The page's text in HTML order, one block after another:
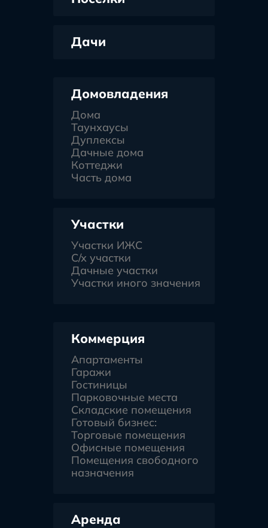
Дачи
Домовладения
Дома
Таунхаусы
Дуплексы
Дачные дома
Коттеджи
Часть дома
Участки
Участки ИЖС
С/х участки
Дачные участки
Участки иного значения
Коммерция
Апартаменты
Гаражи
Гостиницы
Парковочные места
Складские помещения
Готовый бизнес:
Торговые помещения
Офисные помещения
Помещения свободного
назначения
Аренда